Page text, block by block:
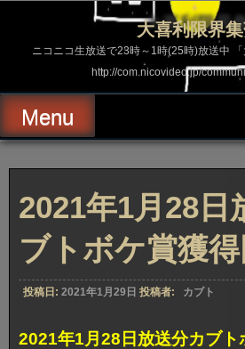
ス
ッ
プ
大喜利限界
ニコニコ生放送で23時～1時(25時)放送中
http://com.nicovideo.jp/
Menu
2021年1月28日
ブトボケ賞獲
投稿日: 2021年1月29日 投稿者: カブト
2021年1月28日放送分カブト